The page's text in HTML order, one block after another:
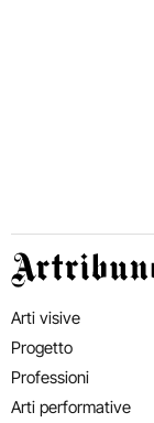
Artribune
Arti visive
Progetto
Professioni
Arti performative